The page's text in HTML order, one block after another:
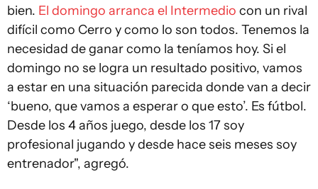
bien. El domingo arranca el Intermedio con un rival
difícil como Cerro y como lo son todos. Tenemos la
necesidad de ganar como la teníamos hoy. Si el
domingo no se logra un resultado positivo, vamos
a estar en una situación parecida donde van a decir
‘bueno, que vamos a esperar o que esto’. Es fútbol.
Desde los 4 años juego, desde los 17 soy
profesional jugando y desde hace seis meses soy
entrenador", agregó.